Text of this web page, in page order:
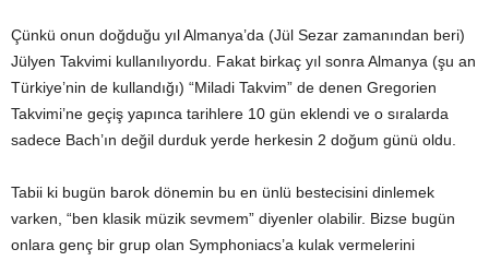
Çünkü onun doğduğu yıl Almanya’da (Jül Sezar zamanından beri)
Jülyen Takvimi kullanılıyordu. Fakat birkaç yıl sonra Almanya (şu an
Türkiye’nin de kullandığı) “Miladi Takvim” de denen Gregorien
Takvimi’ne geçiş yapınca tarihlere 10 gün eklendi ve o sıralarda
sadece Bach’ın değil durduk yerde herkesin 2 doğum günü oldu.
Tabii ki bugün barok dönemin bu en ünlü bestecisini dinlemek
varken, “ben klasik müzik sevmem” diyenler olabilir. Bizse bugün
onlara genç bir grup olan Symphoniacs’a kulak vermelerini